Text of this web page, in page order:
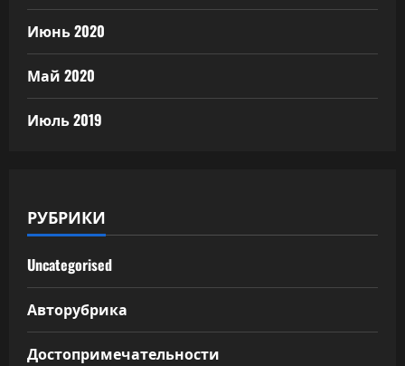
Июнь 2020
Май 2020
Июль 2019
РУБРИКИ
Uncategorised
Авторубрика
Достопримечательности